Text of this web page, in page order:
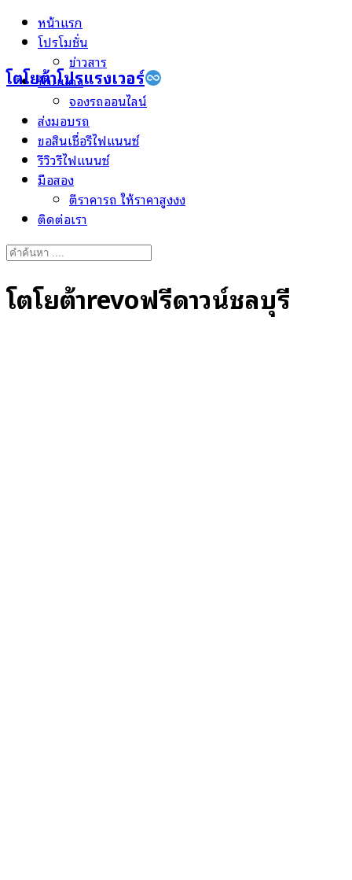
Skip
โตโยต้าโปรแรงเวอร์
หน้าแรก
โปรโมชั่น
ข่าวสาร
ป้ายแดง
จองรถออนไลน์
ส่งมอบรถ
ขอสินเชื่อรีไฟแนนซ์
รีวิวรีไฟแนนซ์
มือสอง
ตีราคารถ ให้ราคาสูงงง
ติดต่อเรา
Search
โตโยต้าrevoฟรีดาวน์ชลบุรี